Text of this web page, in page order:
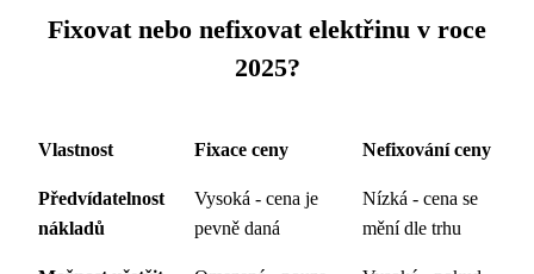
Fixovat nebo nefixovat elektřinu v roce
2025?
Vlastnost Fixace ceny Nefixování ceny
Předvídatelnost
nákladů
Vysoká - cena je
pevně daná
Nízká - cena se
mění dle trhu